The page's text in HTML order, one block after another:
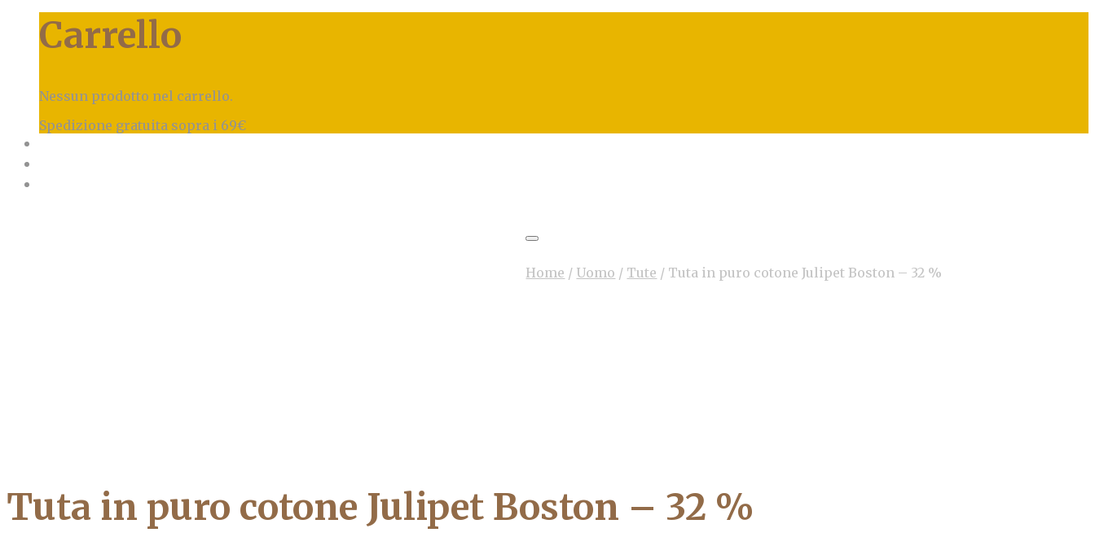
Carrello
Nessun prodotto nel carrello.
Spedizione gratuita sopra i 69€
Home / Uomo / Tute / Tuta in puro cotone Julipet Boston – 32 %
Tuta in puro cotone Julipet Boston – 32 %